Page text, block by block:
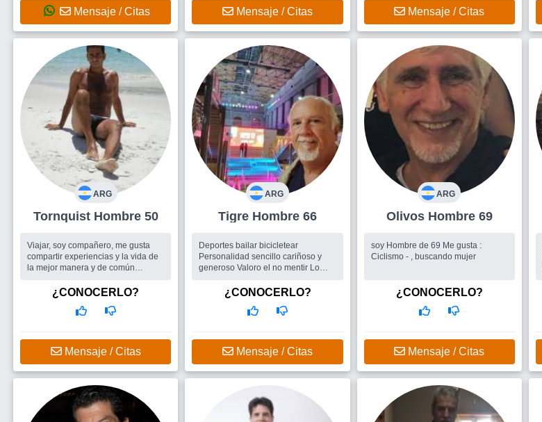
Mensaje / Citas
BuscoAMIGAS PARA
SALIR,CONOCERNOS Y VER SI
ALGO MÁS.MI INTENCIÓN ES
FORMAR UNA PAREJA ESTABLE.
Mensaje / Citas Mensaje / Citas
ARG
Tornquist Hombre 50
Viajar, soy compañero, me gusta
compartir experiencias y la vida de
la mejor manera y de común
Una mujer compañera con
ganas de encontrar la libertad de
vivir disfrutando la vida en pareja
¿CONOCERLO?
Mensaje / Citas
ARG
Tigre Hombre 66
Deportes bailar bicicletear
Personalidad sencillo cariñoso y
generoso Valoro el no mentir Lo
encontrar gente con los mismos v...
Una mujer
¿CONOCERLO?
Mensaje / Citas
ARG
Olivos Hombre 69
soy Hombre de 69 Me gusta :
Ciclismo - , buscando mujer
¿CONOCERLO?
Mensaje / Citas